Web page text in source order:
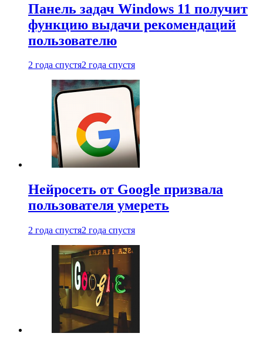
Панель задач Windows 11 получит
функцию выдачи рекомендаций
пользователю
2 года спустя2 года спустя
Нейросеть от Google призвала
пользователя умереть
2 года спустя2 года спустя